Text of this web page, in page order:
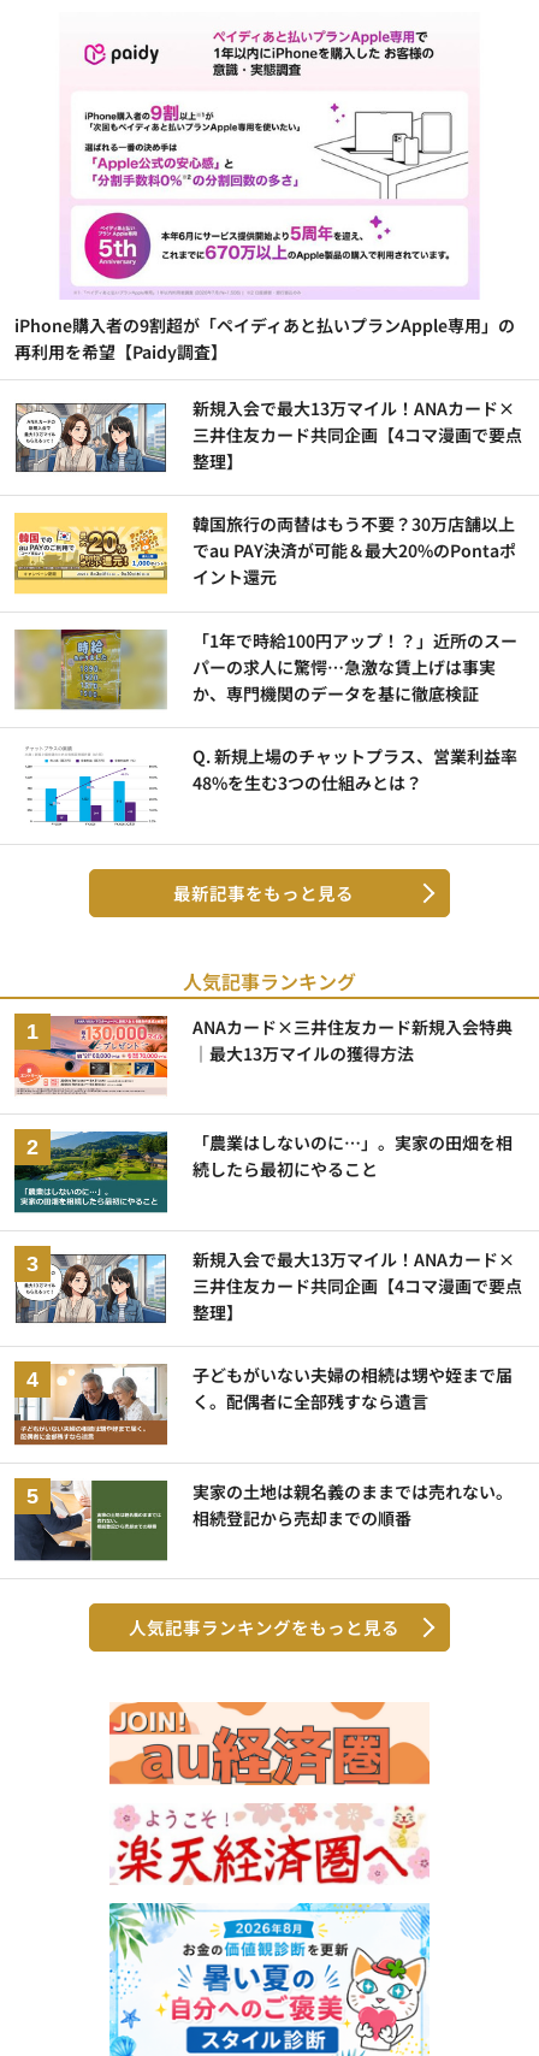
iPhone購入者の9割超が「ペイディあと払いプランApple専用」の
再利用を希望【Paidy調査】
新規入会で最大13万マイル！ANAカード×
三井住友カード共同企画【4コマ漫画で要点
整理】
韓国旅行の両替はもう不要？30万店舗以上
でau PAY決済が可能＆最大20%のPontaポ
イント還元
「1年で時給100円アップ！？」近所のスー
パーの求人に驚愕…急激な賃上げは事実
か、専門機関のデータを基に徹底検証
Q. 新規上場のチャットプラス、営業利益率
48%を生む3つの仕組みとは？
最新記事をもっと見る
人気記事ランキング
ANAカード×三井住友カード新規入会特典
｜最大13万マイルの獲得方法
「農業はしないのに…」。実家の田畑を相
続したら最初にやること
新規入会で最大13万マイル！ANAカード×
三井住友カード共同企画【4コマ漫画で要点
整理】
子どもがいない夫婦の相続は甥や姪まで届
く。配偶者に全部残すなら遺言
実家の土地は親名義のままでは売れない。
相続登記から売却までの順番
人気記事ランキングをもっと見る